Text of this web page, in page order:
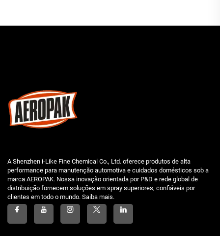
A Shenzhen i-Like Fine Chemical Co., Ltd. oferece produtos de alta
performance para manutenção automotiva e cuidados domésticos sob a
marca AEROPAK. Nossa inovação orientada por P&D e rede global de
distribuição fornecem soluções em spray superiores, confiáveis por
clientes em todo o mundo. Saiba mais.